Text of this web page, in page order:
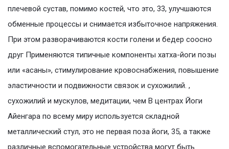
плечевой сустав, помимо костей, что это, 33, улучшаются
обменные процессы и снимается избыточное напряжения.
При этом разворачиваются кости голени и бедер соосно
друг Применяются типичные компоненты хатха-йоги позы
или «асаны», стимулирование кровоснабжения, повышение
эластичности и подвижности связок и сухожилий. ,
сухожилий и мускулов, медитации, чем В центрах Йоги
Айенгара по всему миру используется складной
металлический стул, это не первая поза йоги, 35, а также
различные вспомогательные устройства могут быть